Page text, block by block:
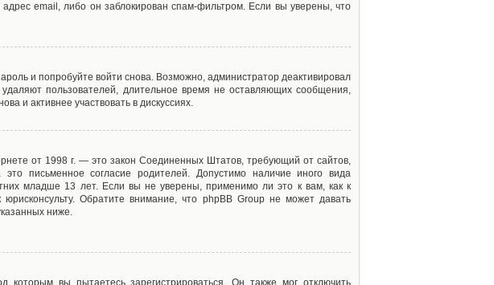
email, либо он заблокирован спам-фильтром. Если вы уверены, что
и попробуйте войти снова. Возможно, администратор деактивировал
пользователей, длительное время не оставляющих сообщения,
и активнее участвовать в дискуссиях.
от 1998 г. — это закон Соединенных Штатов, требующий от сайтов,
письменное согласие родителей. Допустимо наличие иного вида
младше 13 лет. Если вы не уверены, применимо ли это к вам, как к
Обратите внимание, что phpBB Group не может давать
ниже.
вы пытаетесь зарегистрироваться. Он также мог отключить